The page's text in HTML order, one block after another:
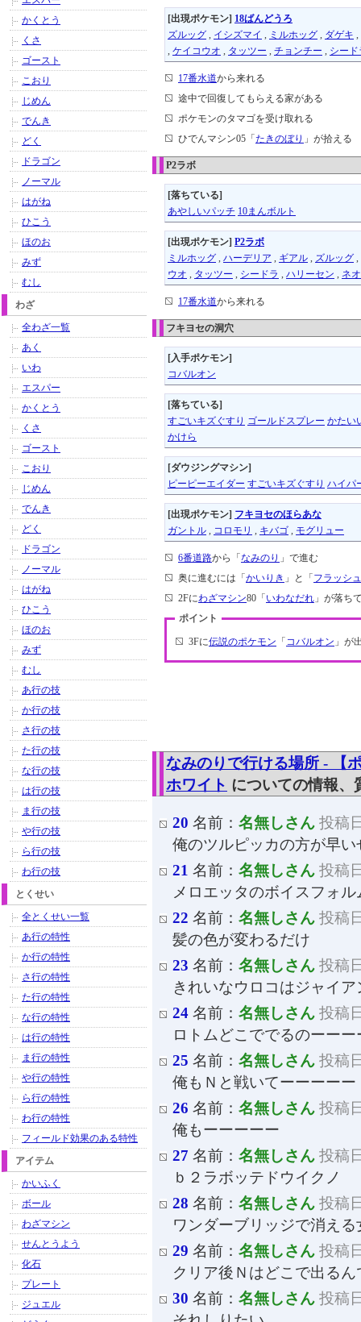
[出現ポケモン] 18ばんどうろ
ズルッグ , イシズマイ , ミルホッグ , ダゲキ ,
, ケイコウオ , タッツー , チョンチー , シード
17番水道から来れる
途中で回復してもらえる家がある
ポケモンのタマゴを受け取れる
ひでんマシン05「 たきのぼり 」が拾える
P2ラボ
[落ちている]
あやしいパッチ 10まんボルト
[出現ポケモン] P2ラボ
ミルホッグ , ハーデリア , ギアル , ズルッグ ,
ウオ , タッツー , シードラ , ハリーセン , ネ
17番水道から来れる
フキヨセの洞穴
[入手ポケモン]
コバルオン
[落ちている]
すごいキズぐすり ゴールドスプレー かたい
かけら
[ダウジングマシン]
ピーピーエイダー すごいキズぐすり ハイパ
[出現ポケモン] フキヨセのほらあな
ガントル , コロモリ , キバゴ , モグリュー
6番道路から「 なみのり 」で進む
奥に進むには「 かいりき 」と「 フラッシュ
2Fにわざマシン80「 いわなだれ 」が落ち
ポイント
3Fに伝説のポケモン 「 コバルオン 」が
なみのりで行ける場所 - 【
ホワイト についての情報、
20 名前： 名無しさん 投稿
俺のツルピッカの方が早い
21 名前： 名無しさん 投稿
メロエッタのボイスフォ
22 名前： 名無しさん 投稿
髪の色が変わるだけ
23 名前： 名無しさん 投稿
きれいなウロコはジャイ
24 名前： 名無しさん 投稿
ロトムどこででるのーーー
25 名前： 名無しさん 投稿
俺もＮと戦いてーーーーー
26 名前： 名無しさん 投稿
俺もーーーーー
27 名前： 名無しさん 投稿
ｂ２ラボッテドウイクノ
28 名前： 名無しさん 投稿
ワンダーブリッジで消え
29 名前： 名無しさん 投稿
クリア後Ｎはどこで出るん
30 名前： 名無しさん 投稿
かくとう
くさ
ゴースト
こおり
じめん
でんき
どく
ドラゴン
ノーマル
はがね
ひこう
ほのお
みず
むし
わざ
全わざ一覧
あく
いわ
エスパー
かくとう
くさ
ゴースト
こおり
じめん
でんき
どく
ドラゴン
ノーマル
はがね
ひこう
ほのお
みず
むし
あ行の技
か行の技
さ行の技
た行の技
な行の技
は行の技
ま行の技
や行の技
ら行の技
わ行の技
とくせい
全とくせい一覧
あ行の特性
か行の特性
さ行の特性
た行の特性
な行の特性
は行の特性
ま行の特性
や行の特性
ら行の特性
わ行の特性
フィールド効果のある特性
アイテム
かいふく
ボール
わざマシン
せんとうよう
化石
プレート
ジュエル